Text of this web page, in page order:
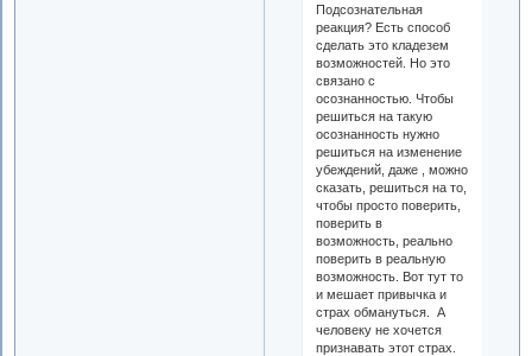
Подсознательная
реакция? Есть способ
сделать это кладезем
возможностей. Но это
связано с
осознанностью. Чтобы
решиться на такую
осознанность нужно
решиться на изменение
убеждений, даже , можно
сказать, решиться на то,
чтобы просто поверить,
поверить в
возможность, реально
поверить в реальную
возможность. Вот тут то
и мешает привычка и
страх обмануться. А
человеку не хочется
признавать этот страх.